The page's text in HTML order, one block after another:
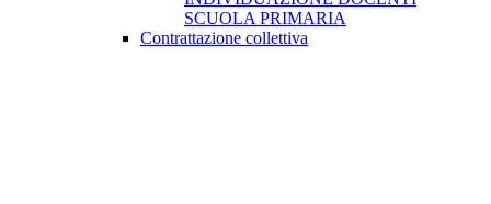
SCUOLA PRIMARIA
Contrattazione collettiva